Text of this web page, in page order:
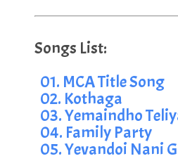
01. MCA Title Song
02. Kothaga
03. Yemaindho
04. Family Party
05. Yevandoi Nani